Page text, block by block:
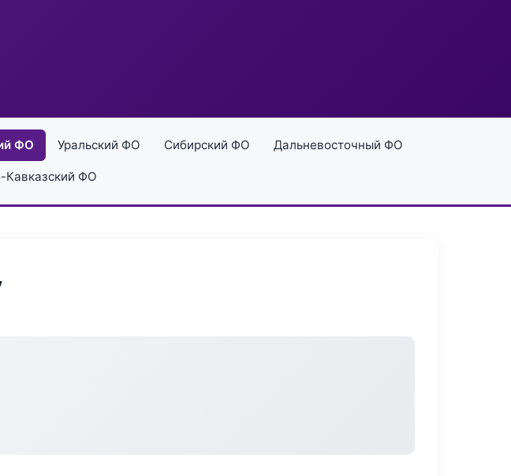
ФО Уральский ФО Сибирский ФО Дальневосточный ФО
Кавказский ФО